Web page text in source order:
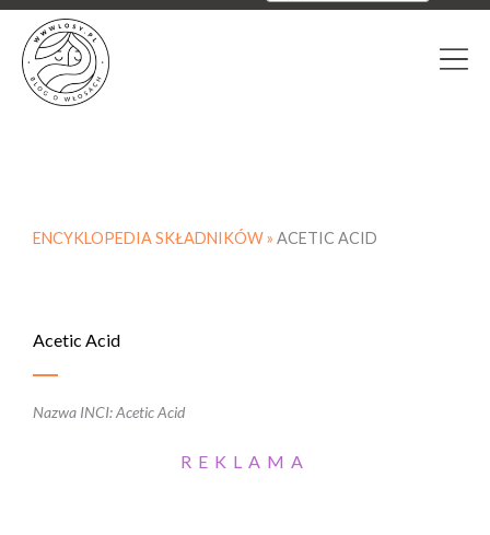
ENCYKLOPEDIA SKŁADNIKÓW » ACETIC ACID
Acetic Acid
Nazwa INCI: Acetic Acid
REKLAMA